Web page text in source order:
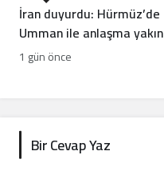
İran duyurdu: Hürmüz’de
Umman ile anlaşma yakın
1 gün önce
Bir Cevap Yaz